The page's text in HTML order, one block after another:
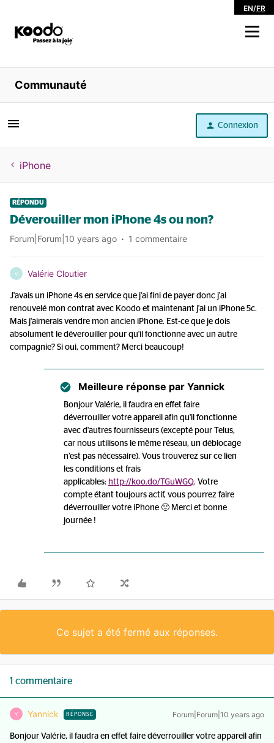
EN/FR
Magasiner
Libre service
Aide
Communauté
Connexion
iPhone
RÉPONDU
Déverouiller mon iPhone 4s ou non?
Forum|Forum|10 years ago 1 commentaire
V Valérie Cloutier
J'avais un iPhone 4s en service que j'ai fini de payer donc j'ai
renouvelé mon contrat avec Koodo et maintenant j'ai un iPhone 5c.
Mais j'aimerais vendre mon ancien iPhone. Est-ce que je dois
absolument le déverouiller pour qu'il fonctionne avec un autre
compagnie? Si oui, comment? Merci beaucoup!
Meilleure réponse par Yannick
Bonjour Valérie, il faudra en effet faire
déverrouiller votre appareil afin qu'il fonctionne
avec d'autres fournisseurs (excepté pour Telus,
car nous utilisons le même réseau, un déblocage
n’est pas nécessaire). Vous trouverez sur ce lien
les conditions et frais
applicables: http://koo.do/TGuWGQ. Votre
compte étant toujours actif, vous pourrez faire
déverrouiller votre iPhone 🙂 Merci et bonne
journée !
Ce sujet a été fermé aux réponses.
1 commentaire
Y Yannick RÉPONSE Forum|Forum|10 years ago
Bonjour Valérie, il faudra en effet faire déverrouiller votre appareil afin